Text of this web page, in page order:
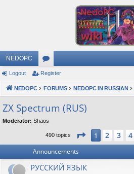
NEDOPC
or
u
s
Logout Register
NEDOPC FORUMS NEDOPC IN RUSSIAN
ZX Spectrum (RUS)
Moderator: Shaos
490 topics Page 1of10
1 2 3 4
Announcements
РУССКИЙ ЯЗЫК